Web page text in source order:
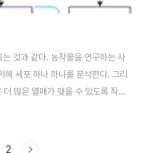
것과 같다. 농작물을 연구하는 사
세포 하나 하나를 분석한다. 그리
많은 열매가 맺을 수 있도록 작물
같다고 할 수 있다. 미지를 탐험하는
2